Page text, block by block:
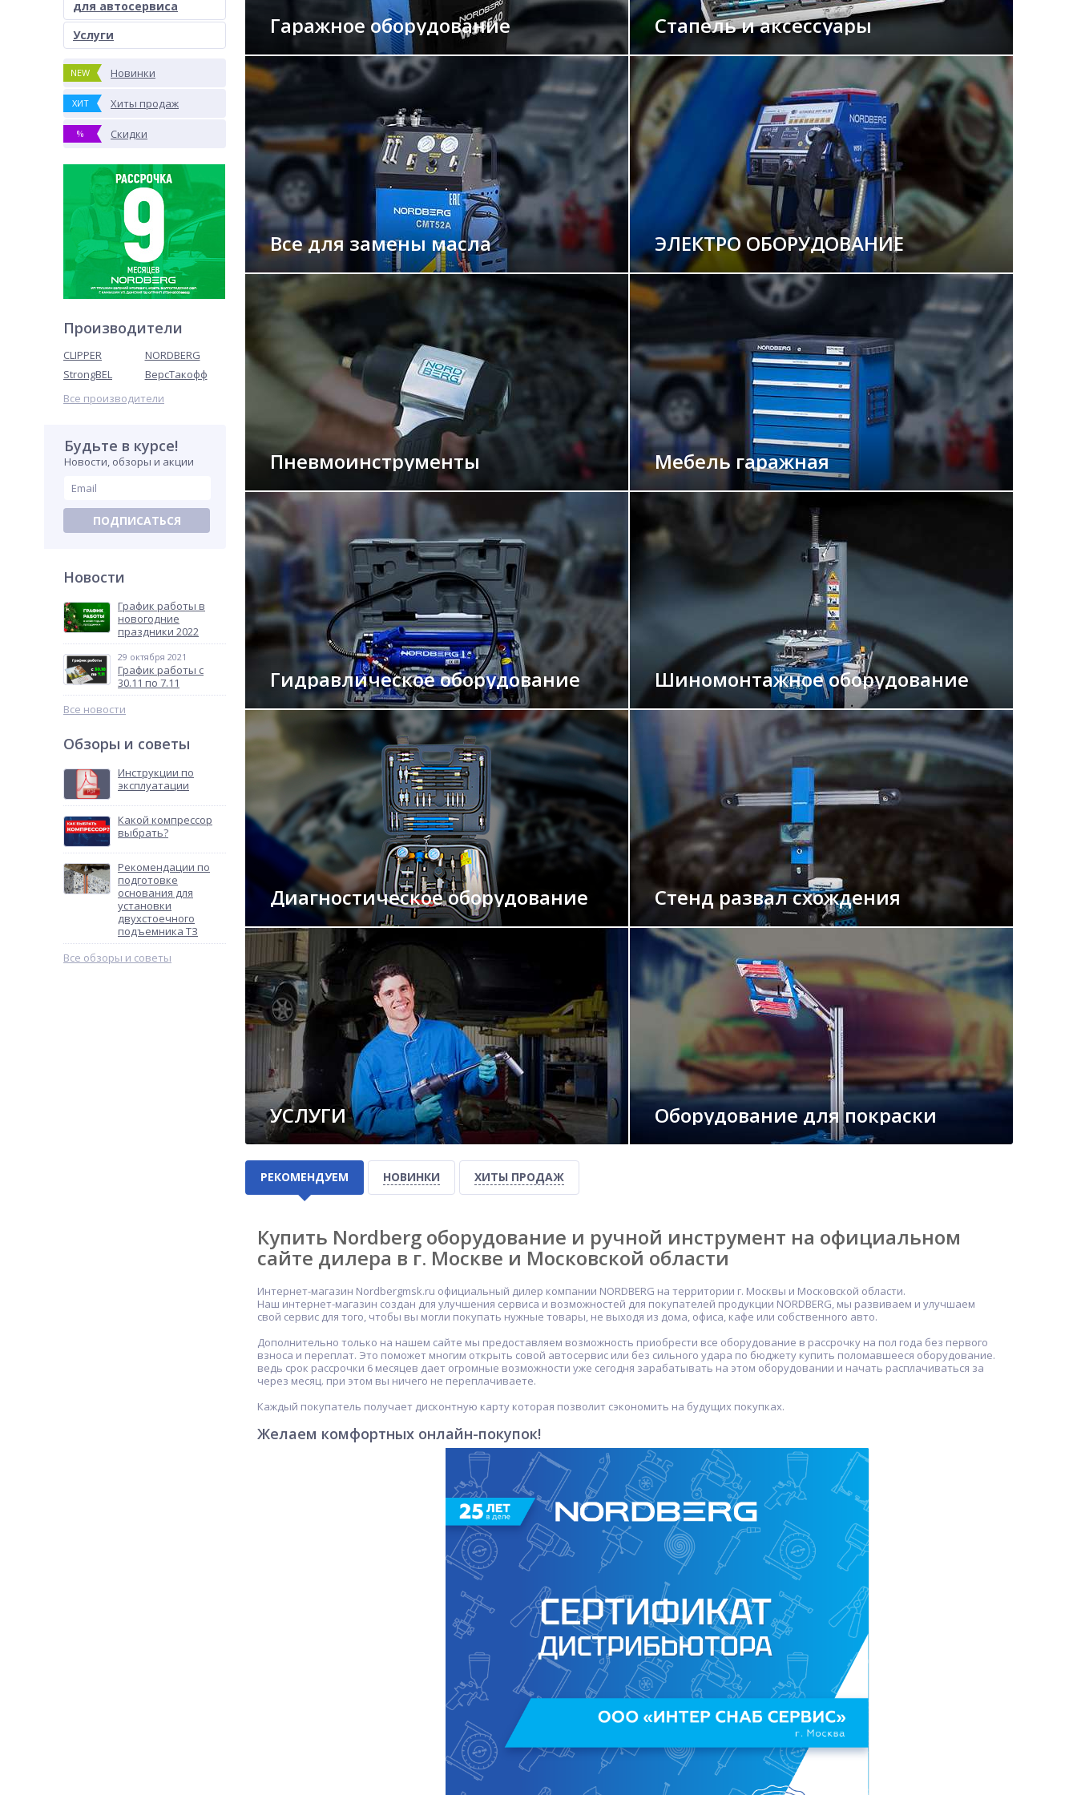
для автосервиса
Услуги
NEW Новинки
ХИТ Хиты продаж
% Скидки
Производители
CLIPPER
NORDBERG
StrongBEL
ВерсТакофф
Все производители
Будьте в курсе!
Новости, обзоры и акции
ПОДПИСАТЬСЯ
Новости
График работы в
новогодние
праздники 2022
29 октября 2021
График работы с
30.11 по 7.11
Все новости
Обзоры и советы
Инструкции по
эксплуатации
Какой компрессор
выбрать?
Рекомендации по
подготовке
основания для
установки
двухстоечного
подъемника ТЗ
Все обзоры и советы
Гаражное оборудование Стапель и аксессуары
Все для замены масла ЭЛЕКТРО ОБОРУДОВАНИЕ
Пневмоинструменты Мебель гаражная
Гидравлическое оборудование Шиномонтажное оборудование
Диагностическое оборудование Стенд развал схождения
УСЛУГИ Оборудование для покраски
РЕКОМЕНДУЕМ НОВИНКИ ХИТЫ ПРОДАЖ
Купить Nordberg оборудование и ручной инструмент на официальном
сайте дилера в г. Москве и Московской области
Интернет-магазин Nordbergmsk.ru официальный дилер компании NORDBERG на территории г. Москвы и Московской области.
Наш интернет-магазин создан для улучшения сервиса и возможностей для покупателей продукции NORDBERG, мы развиваем и улучшаем
свой сервис для того, чтобы вы могли покупать нужные товары, не выходя из дома, офиса, кафе или собственного авто.
Дополнительно только на нашем сайте мы предоставляем возможность приобрести все оборудование в рассрочку на пол года без первого
взноса и переплат. Это поможет многим открыть совой автосервис или без сильного удара по бюджету купить поломавшееся оборудование.
ведь срок рассрочки 6 месяцев дает огромные возможности уже сегодня зарабатывать на этом оборудовании и начать расплачиваться за
через месяц. при этом вы ничего не переплачиваете.
Каждый покупатель получает дисконтную карту которая позволит сэкономить на будущих покупках.
Желаем комфортных онлайн-покупок!